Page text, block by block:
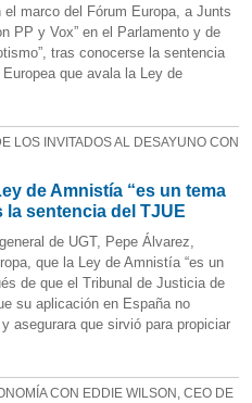
marco del Fórum Europa, a Junts
PP y Vox” en el Parlamento y de
tras conocerse la sentencia
que avala la Ley de
LOS INVITADOS AL DESAYUNO CON
de Amnistía “es un tema
sentencia del TJUE
de UGT, Pepe Álvarez,
que la Ley de Amnistía “es un
de que el Tribunal de Justicia de
su aplicación en España no
asegurara que sirvió para propiciar
CON EDDIE WILSON, CEO DE